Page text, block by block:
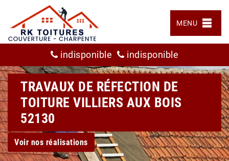
MENU
indisponible indisponible
TRAVAUX DE RÉFECTION DE
TOITURE VILLIERS AUX BOIS
52130
Voir nos réalisations